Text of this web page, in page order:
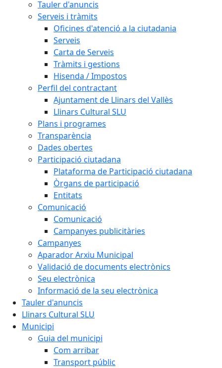
Tauler d'anuncis
Serveis i tràmits
Oficines d'atenció a la ciutadania
Serveis
Carta de Serveis
Tràmits i gestions
Hisenda / Impostos
Perfil del contractant
Ajuntament de Llinars del Vallès
Llinars Cultural SLU
Plans i programes
Transparència
Dades obertes
Participació ciutadana
Plataforma de Participació ciutadana
Òrgans de participació
Entitats
Comunicació
Comunicació
Campanyes publicitàries
Campanyes
Aparador Arxiu Municipal
Validació de documents electrònics
Seu electrònica
Informació de la seu electrònica
Tauler d'anuncis
Llinars Cultural SLU
Municipi
Guia del municipi
Com arribar
Transport públic